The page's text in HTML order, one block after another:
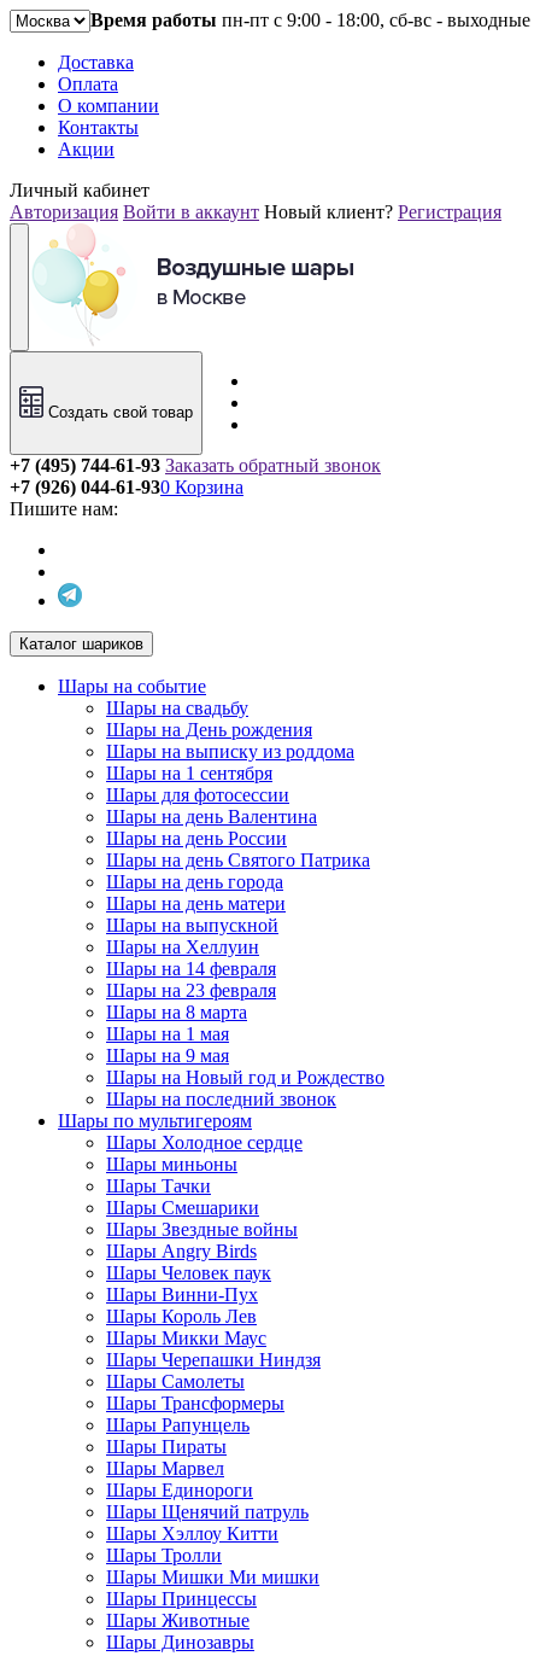
Время работы пн-пт с 9:00 - 18:00, сб-вс - выходные
Доставка
Оплата
О компании
Контакты
Акции
Личный кабинет
Авторизация Войти в аккаунт Новый клиент? Регистрация
Создать свой товар
+7 (495) 744-61-93 Заказать обратный звонок
+7 (926) 044-61-93
Пишите нам:
0 Корзина
Каталог шариков
Шары на событие
Шары на свадьбу
Шары на День рождения
Шары на выписку из роддома
Шары на 1 сентября
Шары для фотосессии
Шары на день Валентина
Шары на день России
Шары на день Святого Патрика
Шары на день города
Шары на день матери
Шары на выпускной
Шары на Хеллуин
Шары на 14 февраля
Шары на 23 февраля
Шары на 8 марта
Шары на 1 мая
Шары на 9 мая
Шары на Новый год и Рождество
Шары на последний звонок
Шары по мультигероям
Шары Холодное сердце
Шары миньоны
Шары Тачки
Шары Смешарики
Шары Звездные войны
Шары Angry Birds
Шары Человек паук
Шары Винни-Пух
Шары Король Лев
Шары Микки Маус
Шары Черепашки Ниндзя
Шары Самолеты
Шары Трансформеры
Шары Рапунцель
Шары Пираты
Шары Марвел
Шары Единороги
Шары Щенячий патруль
Шары Хэллоу Китти
Шары Тролли
Шары Мишки Ми мишки
Шары Принцессы
Шары Животные
Шары Динозавры